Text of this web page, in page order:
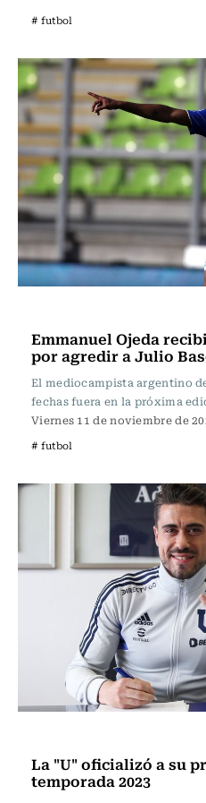
# futbol
Emmanuel Ojeda
por agredir a Julio
El mediocampista argentino
fechas fuera en la próxima
Viernes 11 de noviembre de
# futbol
La "U" oficializó a su
temporada 2023